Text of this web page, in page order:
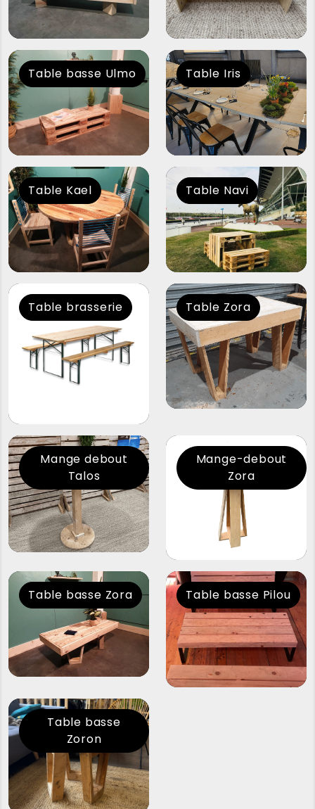
Table basse Ulmo Table Iris
Table Kael Table Navi
Table brasserie Table Zora
Mange debout
Talos
Mange-debout
Zora
Table basse Zora Table basse Pilou
Table basse
Zoron